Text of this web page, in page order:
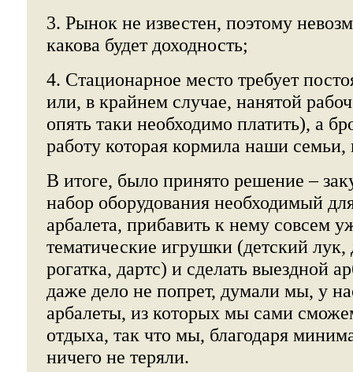
3. Рынок не известен, поэтому
какова будет доходность;
4. Стационарное место требует
или, в крайнем случае, нанятой
опять таки необходимо платить), а
работу которая кормила наши
В итоге, было принято решение –
набор оборудования необходимый
арбалета, прибавить к нему совсем
тематические игрушки (детский лук,
рогатка, дартс) и сделать выездной
даже дело не попрет, думали мы, у
арбалеты, из которых мы сами
отдыха, так что мы, благодаря
ничего не теряли.